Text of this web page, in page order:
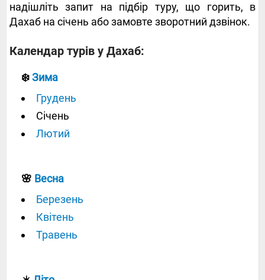
надішліть запит на підбір туру, що горить, в
Дахаб на січень або замовте зворотний дзвінок.
Календар турів у Дахаб:
❄️Зима
Грудень
Січень
Лютий
🌸 Весна
Березень
Квітень
Травень